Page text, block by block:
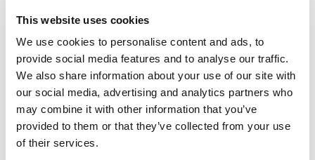
This website uses cookies
We use cookies to personalise content and ads, to
provide social media features and to analyse our traffic.
We also share information about your use of our site with
our social media, advertising and analytics partners who
may combine it with other information that you’ve
provided to them or that they’ve collected from your use
of their services.
Osservazione e analisi costituiscono due attività
molto specifiche alla base del nostro metodo di
progettazione: cerchiamo di capire in modo
reale come viene utilizzato lo spazio ufficio nel
corso della giornata lavorativa. Questo metodo è
stato brevettato da DEGW circa 20 anni fa,
attraverso l’esperienza di lavoro con le società